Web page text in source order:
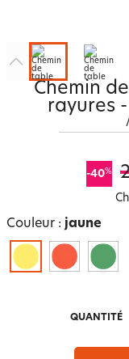
Chemin
rayures -
-40%
Couleur : jaune
QUANTITÉ